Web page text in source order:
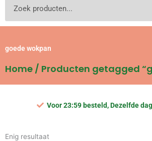
goede wokpan
Home / Producten getagged
Voor 23:59 besteld, Dezelfde
Enig resultaat